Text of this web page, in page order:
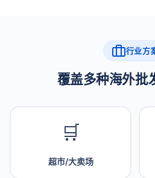
行业方
覆盖多种海外批
🛒
超市/大卖场